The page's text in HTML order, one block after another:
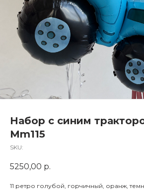
Набор с синим
Mm115
SKU:
5250,00 р.
11 ретро голубой, горчичный, оранж,